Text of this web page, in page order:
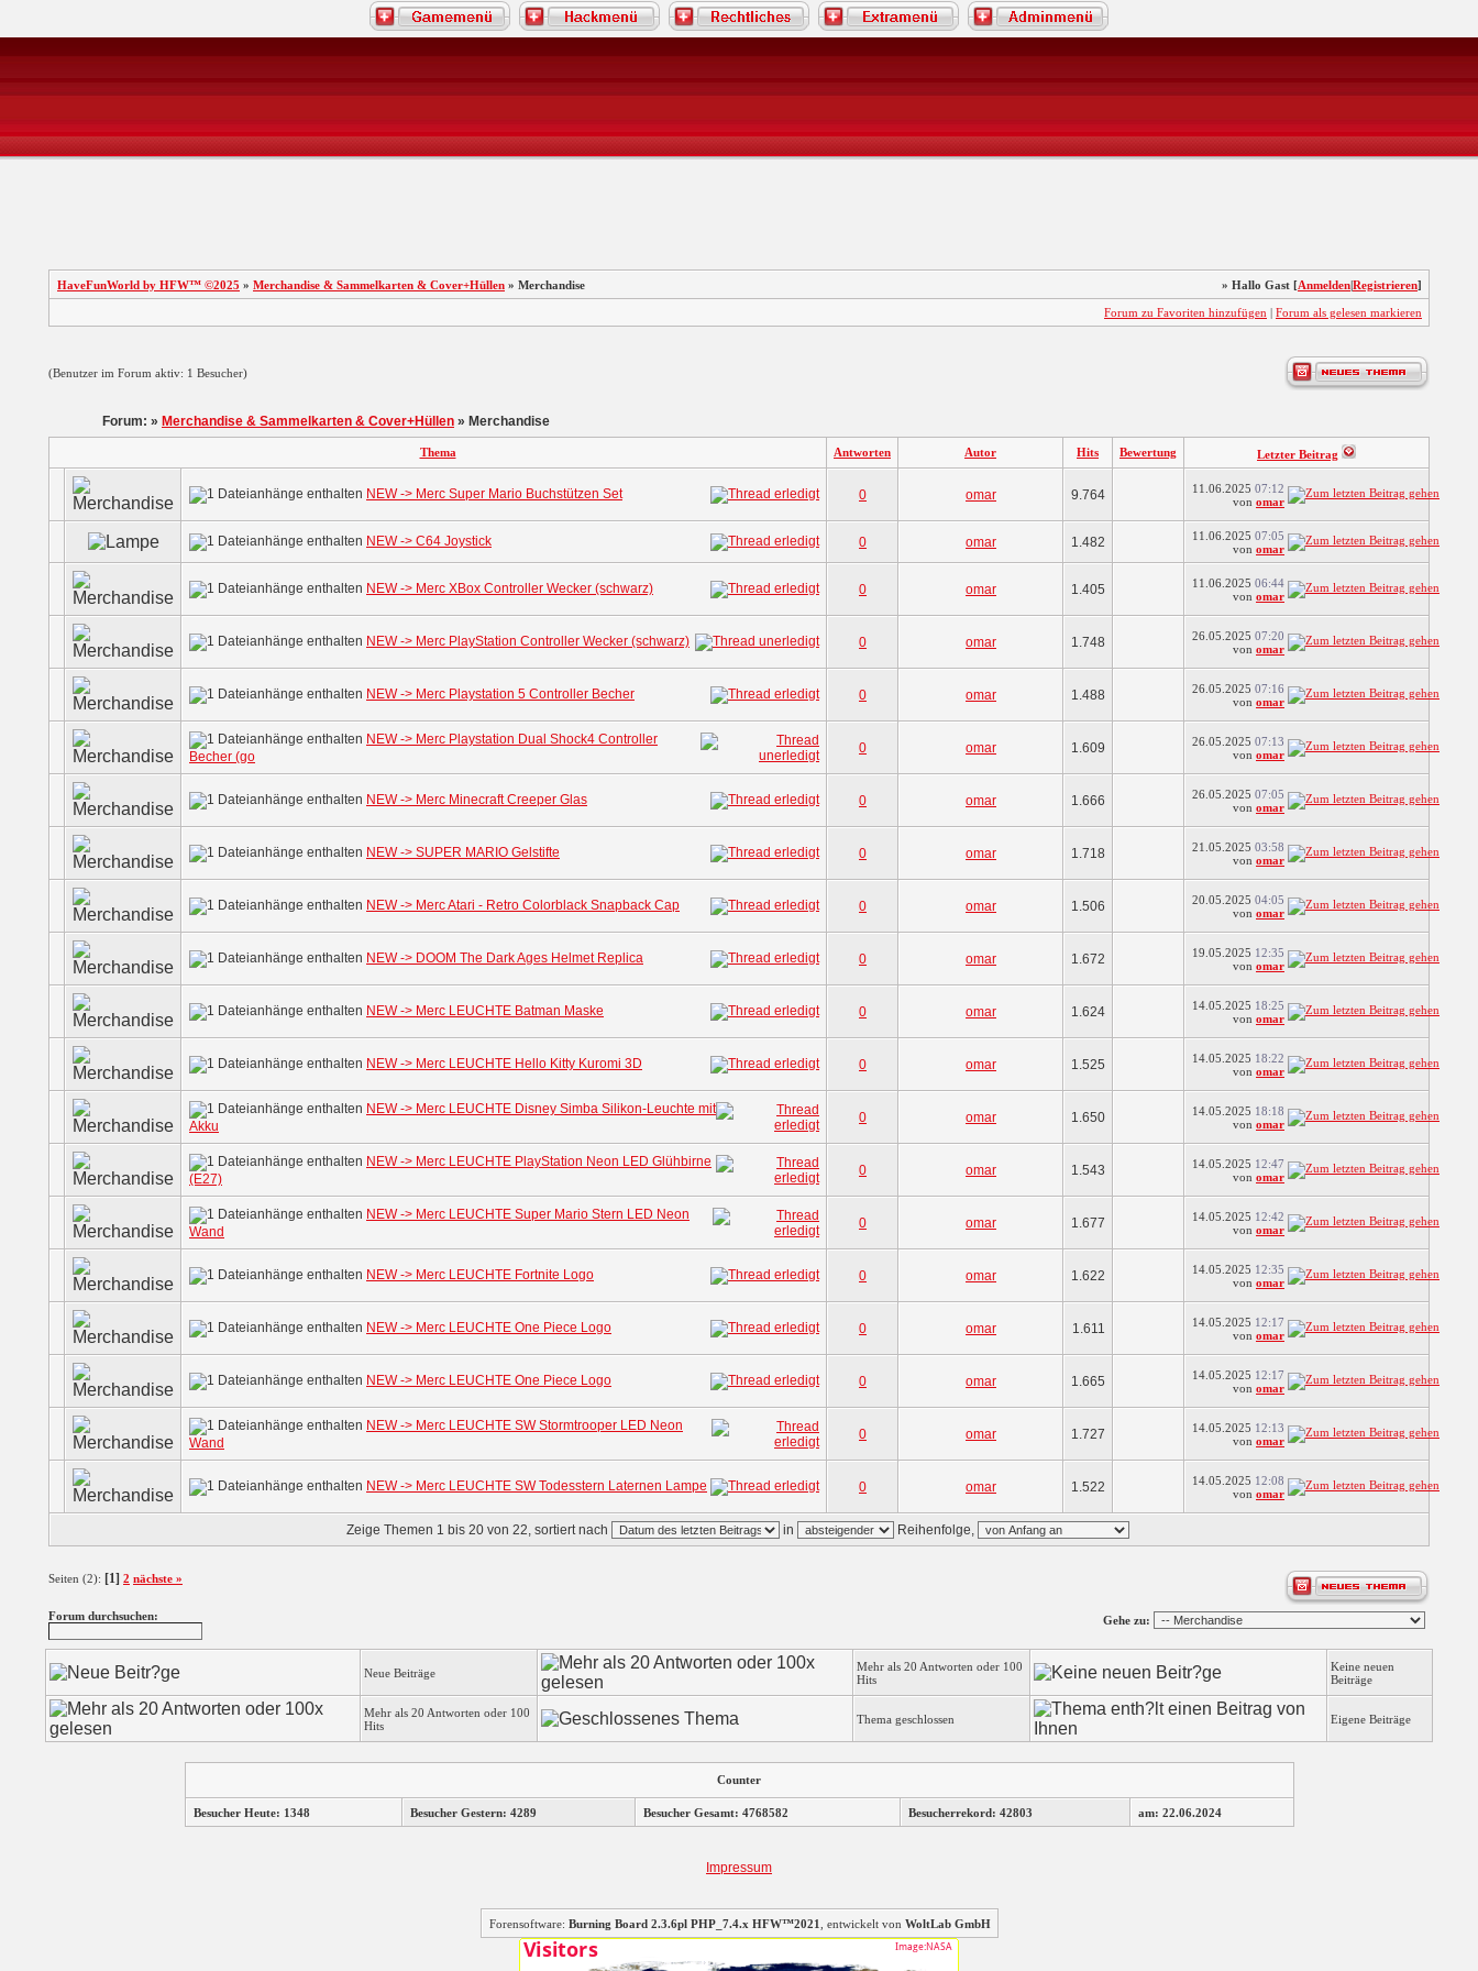
HaveFunWorld by HFW™ ©2025 » Merchandise & Sammelkarten & Cover+Hüllen » Merchandise » Hallo Gast [Anmelden|Registrieren]
Forum zu Favoriten hinzufügen | Forum als gelesen markieren
(Benutzer im Forum aktiv: 1 Besucher)
Forum: » Merchandise & Sammelkarten & Cover+Hüllen » Merchandise
Thema Antworten Autor Hits Bewertung Letzter Beitrag
NEW -> Merc Super Mario Buchstützen Set 0 omar 9.764 11.06.2025 07:12
von omar
NEW -> C64 Joystick 0 omar 1.482 11.06.2025 07:05
von omar
NEW -> Merc XBox Controller Wecker (schwarz) 0 omar 1.405 11.06.2025 06:44
von omar
NEW -> Merc PlayStation Controller Wecker (schwarz) 0 omar 1.748 26.05.2025 07:20
von omar
NEW -> Merc Playstation 5 Controller Becher 0 omar 1.488 26.05.2025 07:16
von omar
NEW -> Merc Playstation Dual Shock4 Controller
Becher (go
0 omar 1.609 26.05.2025 07:13
von omar
NEW -> Merc Minecraft Creeper Glas 0 omar 1.666 26.05.2025 07:05
von omar
NEW -> SUPER MARIO Gelstifte 0 omar 1.718 21.05.2025 03:58
von omar
NEW -> Merc Atari - Retro Colorblack Snapback Cap 0 omar 1.506 20.05.2025 04:05
von omar
NEW -> DOOM The Dark Ages Helmet Replica 0 omar 1.672 19.05.2025 12:35
von omar
NEW -> Merc LEUCHTE Batman Maske 0 omar 1.624 14.05.2025 18:25
von omar
NEW -> Merc LEUCHTE Hello Kitty Kuromi 3D 0 omar 1.525 14.05.2025 18:22
von omar
NEW -> Merc LEUCHTE Disney Simba Silikon-Leuchte mit
Akku
0 omar 1.650 14.05.2025 18:18
von omar
NEW -> Merc LEUCHTE PlayStation Neon LED Glühbirne
(E27)
0 omar 1.543 14.05.2025 12:47
von omar
NEW -> Merc LEUCHTE Super Mario Stern LED Neon
Wand
0 omar 1.677 14.05.2025 12:42
von omar
NEW -> Merc LEUCHTE Fortnite Logo 0 omar 1.622 14.05.2025 12:35
von omar
NEW -> Merc LEUCHTE One Piece Logo 0 omar 1.611 14.05.2025 12:17
von omar
NEW -> Merc LEUCHTE One Piece Logo 0 omar 1.665 14.05.2025 12:17
von omar
NEW -> Merc LEUCHTE SW Stormtrooper LED Neon
Wand
0 omar 1.727 14.05.2025 12:13
von omar
NEW -> Merc LEUCHTE SW Todesstern Laternen Lampe 0 omar 1.522 14.05.2025 12:08
von omar
Zeige Themen 1 bis 20 von 22, sortiert nach in Reihenfolge,
Seiten (2): [1] 2 nächste »
Forum durchsuchen: Gehe zu:
Neue Beiträge
Mehr als 20 Antworten oder 100
Hits
Keine neuen
Beiträge
Mehr als 20 Antworten oder 100
Hits
Thema geschlossen Eigene Beiträge
Counter
Besucher Heute: 1348 Besucher Gestern: 4289 Besucher Gesamt: 4768582 Besucherrekord: 42803 am: 22.06.2024
Impressum
Forensoftware: Burning Board 2.3.6pl PHP_7.4.x HFW™2021 , entwickelt von WoltLab GmbH